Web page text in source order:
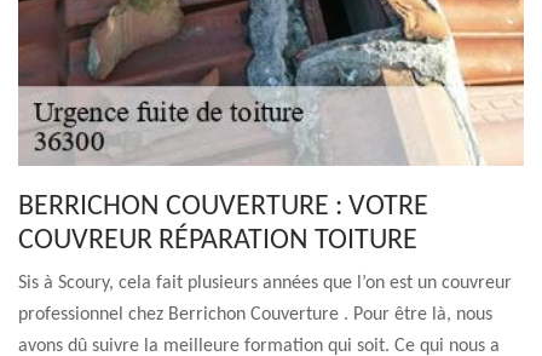
BERRICHON COUVERTURE : VOTRE
COUVREUR RÉPARATION TOITURE
Sis à Scoury, cela fait plusieurs années que l’on est un couvreur
professionnel chez Berrichon Couverture . Pour être là, nous
avons dû suivre la meilleure formation qui soit. Ce qui nous a